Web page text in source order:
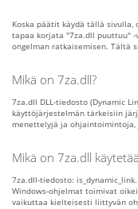
Koska päätit käydä tällä
tapaa korjata "7za.dll puuttuu"
ongelman ratkaisemisen. Tältä
Mikä on 7za.dll?
7za.dll DLL-tiedosto (Dynamic
käyttöjärjestelmän tärkeisiin
menettelyjä ja ohjaintoimintoja,
Mikä on 7za.dll
7za.dll-tiedosto:
Windows-ohjelmat toimivat
vaikuttaa kielteisesti liittyvän